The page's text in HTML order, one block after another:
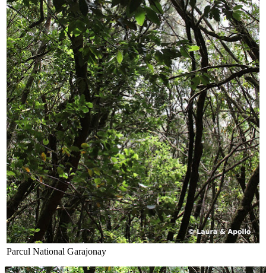
Parcul National Garajonay